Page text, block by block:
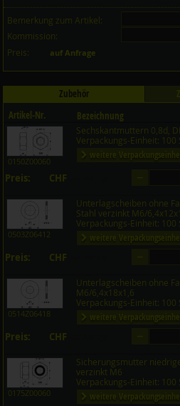
Bemerkung zum Artikel:
Kommission:
Preis:
auf Anfrage
Zubehör
Artikel-Nr.
Bezeichnung
Preis CHF
Menge
0150Z00060
Sechskantmuttern 0,8d,
Verpackungs-Einheit: 100
weitere
Preis: CHF
0503Z06412
Unterlagscheiben ohne
Stahl verzinkt M6/
Verpackungs-Einheit: 100
weitere
Preis: CHF
0514Z06418
Unterlagscheiben ohne
M6/6,4x18x1,6
Verpackungs-Einheit: 100
weitere
Preis: CHF
0175Z00060
Sicherungsmutter
verzinkt M6
Verpackungs-Einheit: 100
weitere